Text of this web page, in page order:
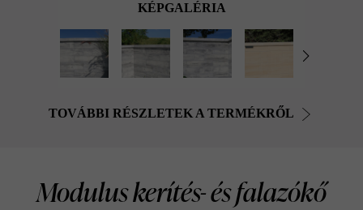
KÉPGALÉRIA
TOVÁBBI RÉSZLETEK A TERMÉKRŐL
Modulus kerítés- és falazókő